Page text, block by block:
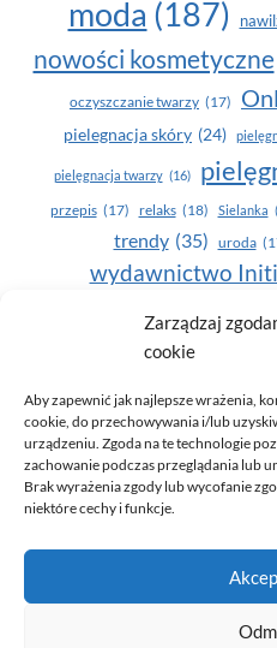
Zarządzaj
cookie
Aby zapewnić jak najlepsze wrażenia,
cookie, do przechowywania i/lub
urządzeniu. Zgoda na te technologie
zachowanie podczas przeglądania lub
Brak wyrażenia zgody lub wycofanie
niektóre cechy i funkcje.
moda (187)
nowości kosmetyczne
oczyszczanie twarzy (17)
pielegnacja skóry (24)
pielęgnacja twarzy (16)
przepis (17) relaks (18) Sielanka
trendy (35) uroda
wydawnictwo
Yasumi
zdrowie
© 2026 Only You - portal dla
opracowanie: